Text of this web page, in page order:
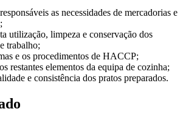
as necessidades de mercadorias e
utilização, limpeza e conservação dos
trabalho;
e os procedimentos de HACCP;
restantes elementos da equipa de cozinha;
e consistência dos pratos preparados.